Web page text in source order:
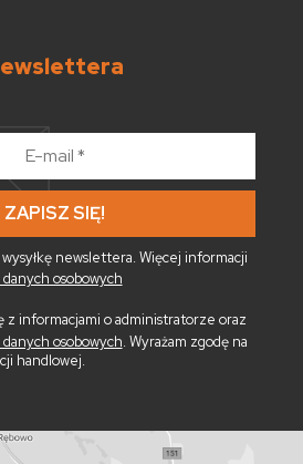
newslettera. Więcej informacji
osobowych
z informacjami o administratorze oraz
osobowych. Wyrażam zgodę na
handlowej.